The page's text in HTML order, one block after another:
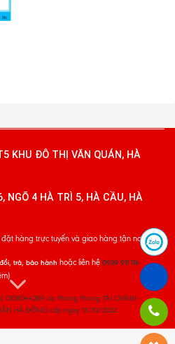
KHU ĐÔ THỊ VĂN QUÁN, HÀ
NGÕ 4 HÀ TRÌ 5, HÀ CẦU, HÀ
hàng trực tuyến và giao hàng tận nơi
trả, bảo hành hoặc liên hệ 0939 911 116
0108044289 do Phòng Phòng TÀI CHÍNH -
HÀ ĐÔNG cấp ngày 13/10/2022